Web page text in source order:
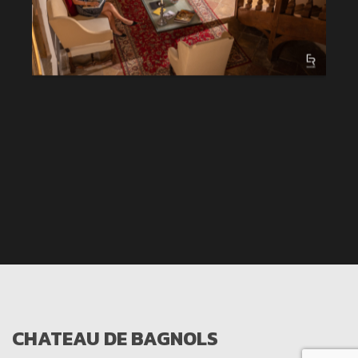
CHATEAU DE BAGNOLS